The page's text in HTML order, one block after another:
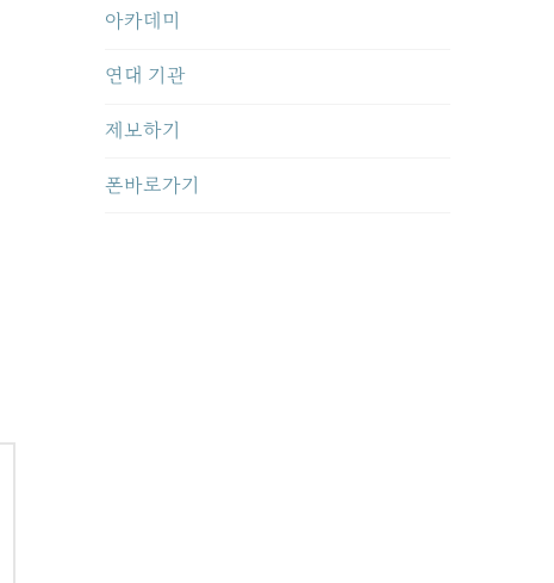
아카데미
연대 기관
제보하기
폰바로가기